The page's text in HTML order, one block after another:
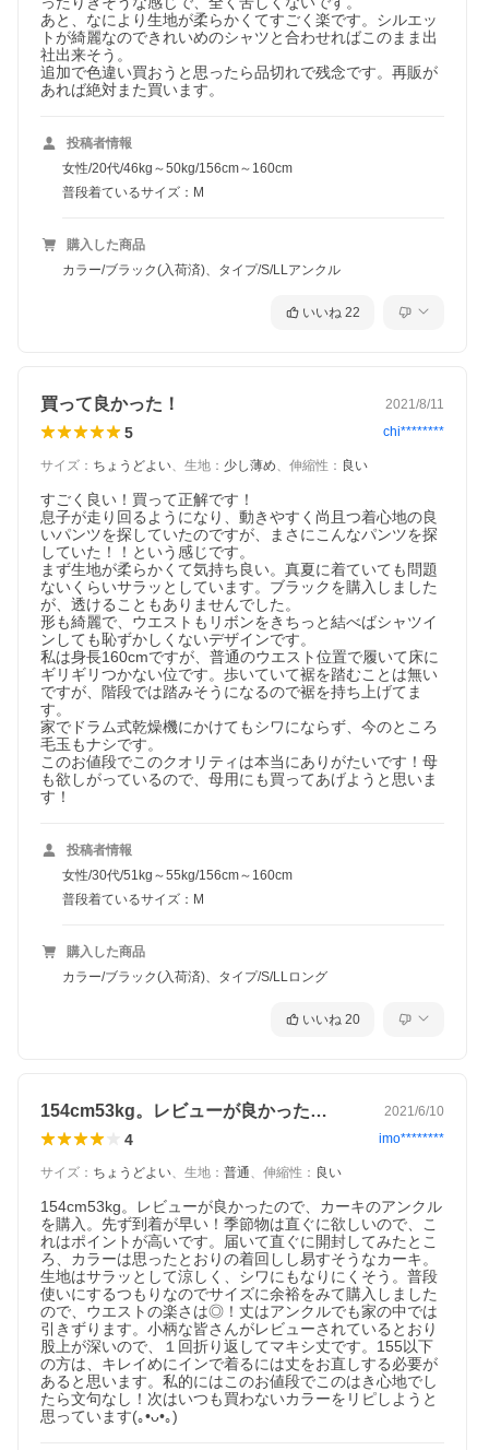
あと、なにより生地が柔らかくてすごく楽です。シルエッ
トが綺麗なのできれいめのシャツと合わせればこのまま出
社出来そう。
追加で色違い買おうと思ったら品切れで残念です。再販が
あれば絶対また買います。
投稿者情報
女性/20代/46kg～50kg/156cm～160cm
普段着ているサイズ：M
購入した商品
カラー/ブラック(入荷済)、タイプ/S/LLアンクル
いいね 22
買って良かった！ 2021/8/11
5 chi********
サイズ ： ちょうどよい、 生地 ： 少し薄め、 伸縮性 ： 良い
すごく良い！買って正解です！
息子が走り回るようになり、動きやすく尚且つ着心地の良
いパンツを探していたのですが、まさにこんなパンツを探
していた！！という感じです。
まず生地が柔らかくて気持ち良い。真夏に着ていても問題
ないくらいサラッとしています。ブラックを購入しました
が、透けることもありませんでした。
形も綺麗で、ウエストもリボンをきちっと結べばシャツイ
ンしても恥ずかしくないデザインです。
私は身長160cmですが、普通のウエスト位置で履いて床に
ギリギリつかない位です。歩いていて裾を踏むことは無い
ですが、階段では踏みそうになるので裾を持ち上げてま
す。
家でドラム式乾燥機にかけてもシワにならず、今のところ
毛玉もナシです。
このお値段でこのクオリティは本当にありがたいです！母
も欲しがっているので、母用にも買ってあげようと思いま
す！
投稿者情報
女性/30代/51kg～55kg/156cm～160cm
普段着ているサイズ：M
購入した商品
カラー/ブラック(入荷済)、タイプ/S/LLロング
いいね 20
154cm53kg。レビューが良かった… 2021/6/10
4 imo********
サイズ ： ちょうどよい、 生地 ： 普通、 伸縮性 ： 良い
154cm53kg。レビューが良かったので、カーキのアンクル
を購入。先ず到着が早い！季節物は直ぐに欲しいので、こ
れはポイントが高いです。届いて直ぐに開封してみたとこ
ろ、カラーは思ったとおりの着回しし易すそうなカーキ。
生地はサラッとして涼しく、シワにもなりにくそう。普段
使いにするつもりなのでサイズに余裕をみて購入しました
ので、ウエストの楽さは◎！丈はアンクルでも家の中では
引きずります。小柄な皆さんがレビューされているとおり
股上が深いので、１回折り返してマキシ丈です。155以下
の方は、キレイめにインで着るには丈をお直しする必要が
あると思います。私的にはこのお値段でこのはき心地でし
たら文句なし！次はいつも買わないカラーをリピしようと
思っています(｡•ᴗ•｡)